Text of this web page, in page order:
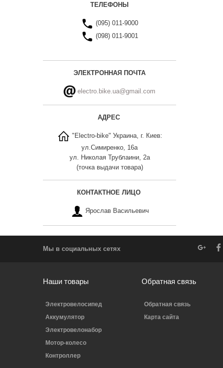
ТЕЛЕФОНЫ
(095) 011-9000
(098) 011-9001
ЭЛЕКТРОННАЯ ПОЧТА
electro.bike.ua@gmail.com
АДРЕС
"Electro-bike" Украина, г. Киев:
ул.Симиренко, 16а
ул. Николая Трублаини, 2а
(точка выдачи товара)
КОНТАКТНОЕ ЛИЦО
Ярослав Васильевич
Мы в социальных сетях
Наши товары
Электровелосипед
Аккумулятор
Электровелонабор
Мотор-колесо
Контроллер
Обратная связь
Обратная связь
Карта сайта